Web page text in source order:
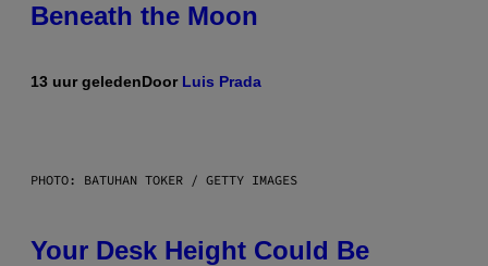
Beneath the Moon
13 uur geledenDoor Luis Prada
PHOTO: BATUHAN TOKER / GETTY IMAGES
Your Desk Height Could Be